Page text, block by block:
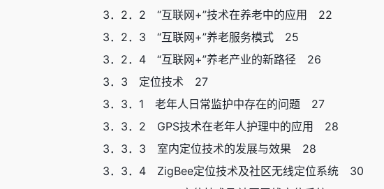
3．2．2 “互联网+”技术在养老中的应用 22
3．2．3 “互联网+”养老服务模式 25
3．2．4 “互联网+”养老产业的新路径 26
3．3 定位技术 27
3．3．1 老年人日常监护中存在的问题 27
3．3．2 GPS技术在老年人护理中的应用 28
3．3．3 室内定位技术的发展与效果 28
3．3．4 ZigBee定位技术及社区无线定位系统 30